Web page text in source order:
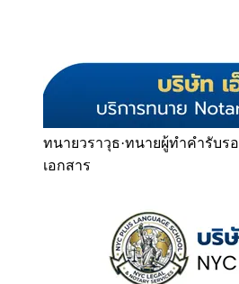
ทนายวราวุธ·ทนายผู้ทำคำรับร
เอกสาร